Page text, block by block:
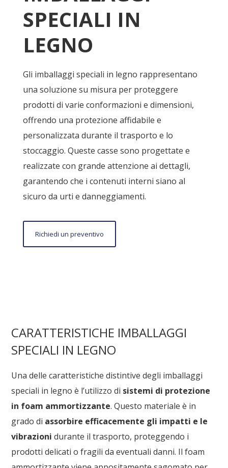
SPECIALI IN
LEGNO
Gli imballaggi speciali in legno rappresentano
una soluzione su misura per proteggere
prodotti di varie conformazioni e dimensioni,
offrendo una protezione affidabile e
personalizzata durante il trasporto e lo
stoccaggio. Queste casse sono progettate e
realizzate con grande attenzione ai dettagli,
garantendo che i contenuti interni siano al
sicuro da urti e danneggiamenti.
Richiedi un preventivo
CARATTERISTICHE IMBALLAGGI
SPECIALI IN LEGNO
Una delle caratteristiche distintive degli imballaggi
speciali in legno è l’utilizzo di sistemi di protezione
in foam ammortizzante. Questo materiale è in
grado di assorbire efficacemente gli impatti e le
vibrazioni durante il trasporto, proteggendo i
prodotti delicati o fragili da eventuali danni. Il foam